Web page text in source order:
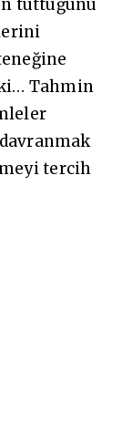
tuttuğunu
Tahmin
tercih